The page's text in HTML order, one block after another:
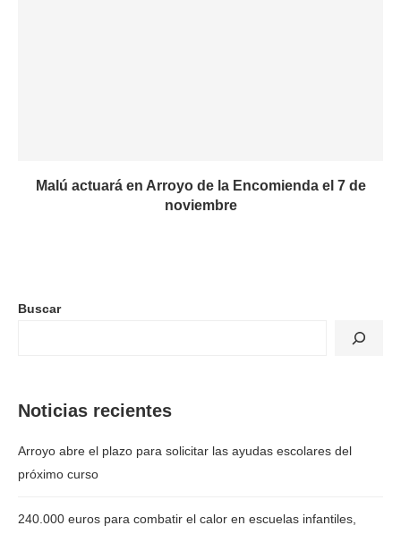
Malú actuará en Arroyo de la Encomienda el 7 de
noviembre
Buscar
Noticias recientes
Arroyo abre el plazo para solicitar las ayudas escolares del
próximo curso
240.000 euros para combatir el calor en escuelas infantiles,